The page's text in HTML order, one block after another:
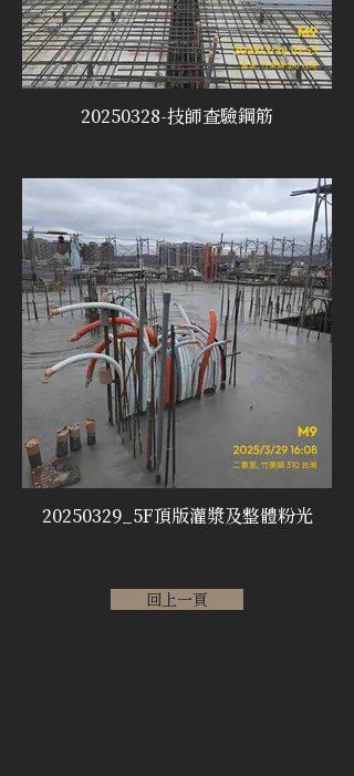
20250328-技師查驗鋼筋
20250329_5F頂版灌漿及整體粉光
回上一頁